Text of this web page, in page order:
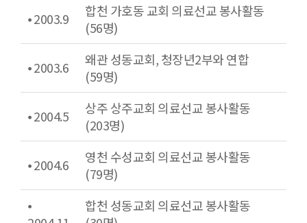
⦁ 2003.9
합천 가호동 교회 의료선교 봉사활동
(56명)
⦁ 2003.6
왜관 성동교회, 청장년2부와 연합
(59명)
⦁ 2004.5
상주 상주교회 의료선교 봉사활동
(203명)
⦁ 2004.6
영천 수성교회 의료선교 봉사활동
(79명)
⦁
합천 성동교회 의료선교 봉사활동